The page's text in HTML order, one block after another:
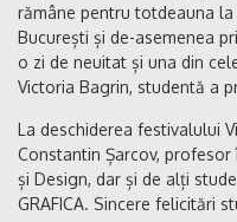
rămâne pentru totdeauna la
București și de-asemenea
o zi de neuitat și una din
Victoria Bagrin, studentă a
La deschiderea festivalului
Constantin Șarcov,
și Design, dar și de alți
GRAFICA. Sincere felicitări